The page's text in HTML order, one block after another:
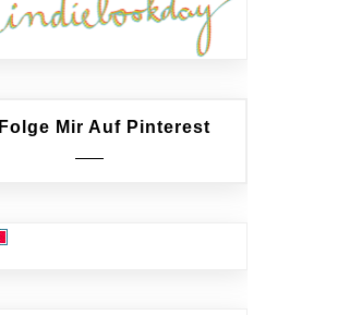
Folge Mir Auf Pinterest